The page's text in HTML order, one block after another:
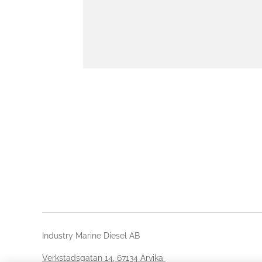
Industry Marine Diesel AB
Verkstadsgatan 14, 67134 Arvika